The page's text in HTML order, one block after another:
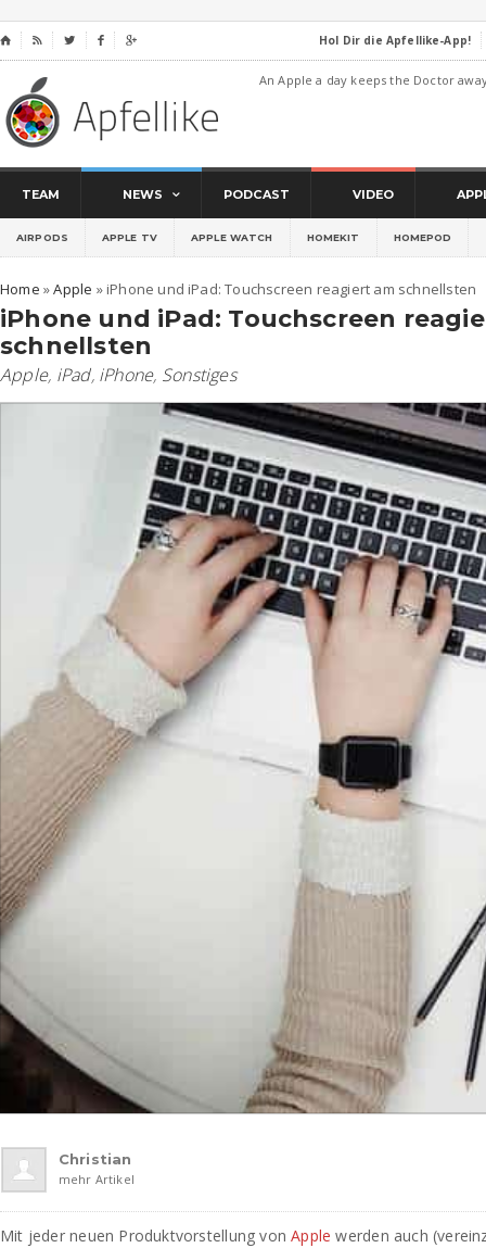
⌂     Hol Dir die Apfellike-App!
An Apple a day keeps the Doctor
TEAM NEWS PODCAST VIDEO
AIRPODS APPLE TV APPLE WATCH HOMEKIT HOMEPOD
Home »Apple » iPhone und iPad: Touchscreen reagiert am schnellsten
iPhone und iPad: Touchscreen
schnellsten
Apple, iPad, iPhone, Sonstiges
Christian
mehr Artikel
Mit jeder neuen Produktvorstellung vonApple werden auch